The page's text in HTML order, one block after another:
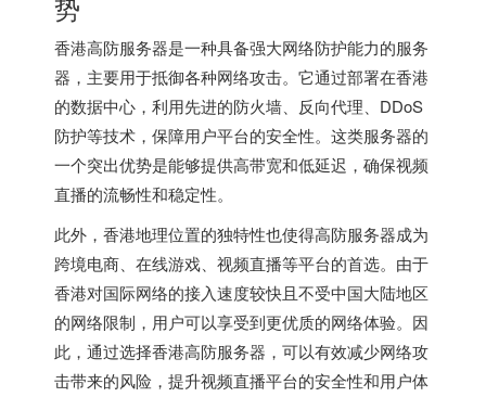
香港高防服务器是一种具备强大网络防护能力的服务
器，主要用于抵御各种网络攻击。它通过部署在香港
的数据中心，利用先进的防火墙、反向代理、DDoS
防护等技术，保障用户平台的安全性。这类服务器的
一个突出优势是能够提供高带宽和低延迟，确保视频
直播的流畅性和稳定性。
此外，香港地理位置的独特性也使得高防服务器成为
跨境电商、在线游戏、视频直播等平台的首选。由于
香港对国际网络的接入速度较快且不受中国大陆地区
的网络限制，用户可以享受到更优质的网络体验。因
此，通过选择香港高防服务器，可以有效减少网络攻
击带来的风险，提升视频直播平台的安全性和用户体